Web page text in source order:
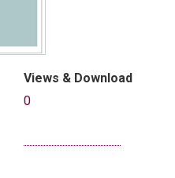
Views & Download
0